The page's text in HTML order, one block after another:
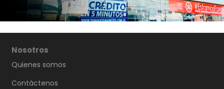
Nosotros
Quienes somos
Contáctenos